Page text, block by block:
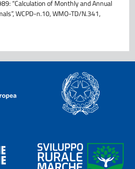
“Calculation of Monthly and Annual
WCPD-n.10, WMO-TD/N.341,